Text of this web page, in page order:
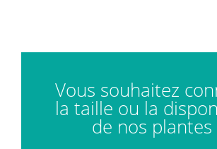
Vous souhaitez
la taille ou la
de nos plantes